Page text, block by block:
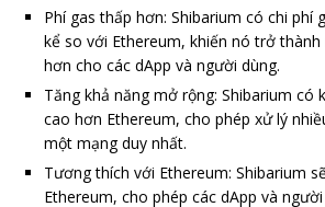
Phí gas thấp hơn: Shibarium có chi phí
kể so với Ethereum, khiến nó trở
hơn cho các dApp và người dùng.
Tăng khả năng mở rộng: Shibarium có
cao hơn Ethereum, cho phép xử lý
một mạng duy nhất.
Tương thích với Ethereum: Shibarium
Ethereum, cho phép các dApp và